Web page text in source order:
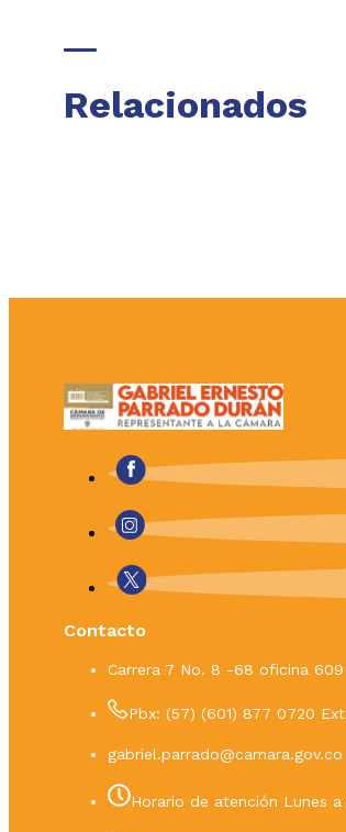
Relacionados
Contacto
Carrera 7 No. 8 -68 oficina
Pbx: (57) (601) 877 0720
gabriel.parrado@camara.gov.co
Horario de atención Lunes